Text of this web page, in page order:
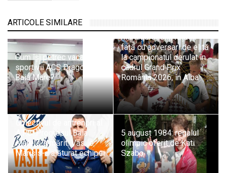
ARTICOLE SIMILARE
Cum își petrec vacanța
sportivii ACS Dragonul
Baia Mare?
Nouă șahiști
maramureșeni, față în
față cu adversari de elită
la campionatul derulat în
cadrul Grand Prix
România 2026, în Alba
Colectivul de antrenori al
A.F.C. Progresul Baia
Mare s-a mărit: Vasile
Mariș s-a alăturat echipei
5 august 1984: regalul
olimpic oferit de Kati
Szabo